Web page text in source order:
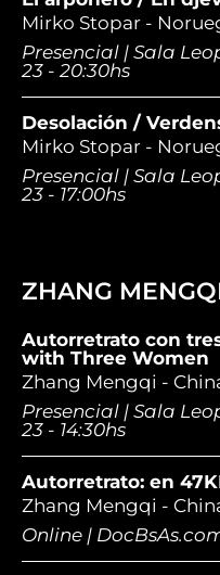
Mirko Stopar -
Presencial | Sala
23 - 20:30hs
Desolación /
Mirko Stopar -
Presencial | Sala
23 - 17:00hs
ZHANG
Autorretrato con
with Three Women
Zhang Mengqi -
Presencial | Sala
23 - 14:30hs
Autorretrato: en
Zhang Mengqi -
Online |